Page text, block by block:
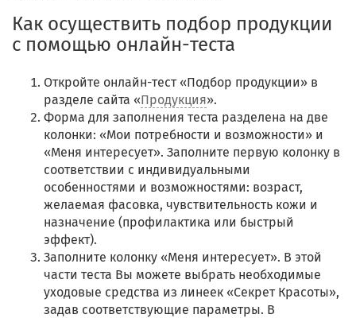
Как осуществить подбор продукции
с помощью онлайн-теста
Откройте онлайн-тест «Подбор продукции» в
разделе сайта «Продукция».
Форма для заполнения теста разделена на две
колонки: «Мои потребности и возможности» и
«Меня интересует». Заполните первую колонку в
соответствии с индивидуальными
особенностями и возможностями: возраст,
желаемая фасовка, чувствительность кожи и
назначение (профилактика или быстрый
эффект).
Заполните колонку «Меня интересует». В этой
части теста Вы можете выбрать необходимые
уходовые средства из линеек «Секрет Красоты»,
задав соответствующие параметры. В